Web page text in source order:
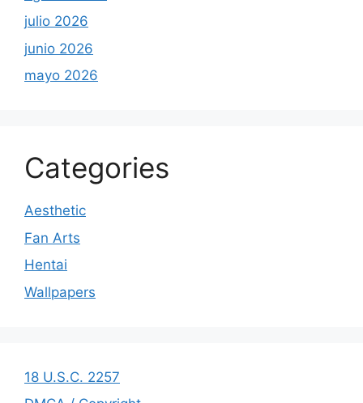
julio 2026
junio 2026
mayo 2026
Categories
Aesthetic
Fan Arts
Hentai
Wallpapers
18 U.S.C. 2257